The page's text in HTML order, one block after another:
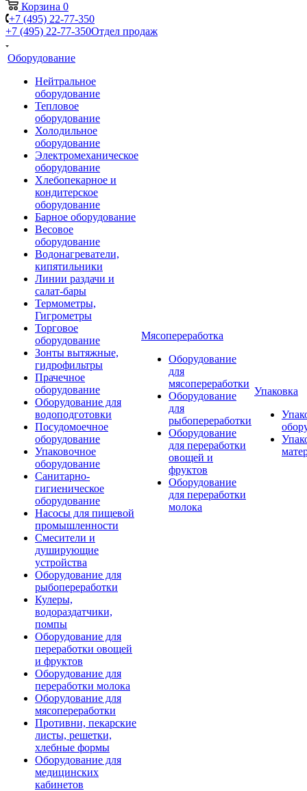
Корзина 0
+7 (495) 22-77-350
+7 (495) 22-77-350Отдел продаж
Оборудование
Нейтральное
оборудование
Тепловое
оборудование
Холодильное
оборудование
Электромеханическое
оборудование
Хлебопекарное и
кондитерское
оборудование
Барное оборудование
Весовое
оборудование
Водонагреватели,
кипятильники
Линии раздачи и
салат-бары
Термометры,
Гигрометры
Торговое
оборудование
Зонты вытяжные,
гидрофильтры
Прачечное
оборудование
Оборудование для
водоподготовки
Посудомоечное
оборудование
Упаковочное
оборудование
Санитарно-
гигиеническое
оборудование
Насосы для пищевой
промышленности
Смесители и
душирующие
устройства
Оборудование для
рыбопереработки
Кулеры,
водораздатчики,
помпы
Оборудование для
переработки овощей
и фруктов
Оборудование для
переработки молока
Оборудование для
мясопереработки
Противни, пекарские
листы, решетки,
хлебные формы
Оборудование для
медицинских
кабинетов
Мясопереработка
Оборудование
для
мясопереработки
Оборудование
для
рыбопереработки
Оборудование
для переработки
овощей и
фруктов
Оборудование
для переработки
молока
Упаковка